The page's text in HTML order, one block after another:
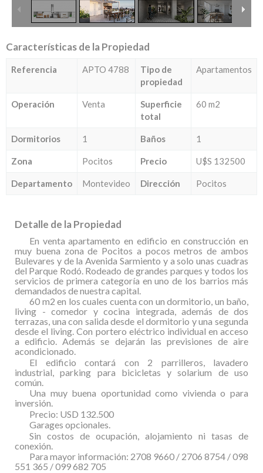
Características de la Propiedad
Referencia APTO 4788
Tipo de
propiedad
Apartamentos
Operación Venta
Superficie
total
60 m2
Dormitorios 1 Baños 1
Zona Pocitos Precio U$S 132500
Departamento Montevideo Dirección Pocitos
Detalle de la Propiedad
En venta apartamento en edificio en construcción en
muy buena zona de Pocitos a pocos metros de ambos
Bulevares y de la Avenida Sarmiento y a solo unas cuadras
del Parque Rodó. Rodeado de grandes parques y todos los
servicios de primera categoría en uno de los barrios más
demandados de nuestra capital.
60 m2 en los cuales cuenta con un dormitorio, un baño,
living - comedor y cocina integrada, además de dos
terrazas, una con salida desde el dormitorio y una segunda
desde el living. Con portero eléctrico individual en acceso
a edificio. Además se dejarán las previsiones de aire
acondicionado.
El edificio contará con 2 parrilleros, lavadero
industrial, parking para bicicletas y solarium de uso
común.
Una muy buena oportunidad como vivienda o para
inversión.
Precio: USD 132.500
Garages opcionales.
Sin costos de ocupación, alojamiento ni tasas de
conexión.
Para mayor información: 2708 9660 / 2706 8754 / 098
551 365 / 099 682 705